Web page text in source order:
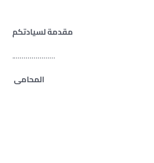
مقدمة لسيادتكم
………………….
المحامى